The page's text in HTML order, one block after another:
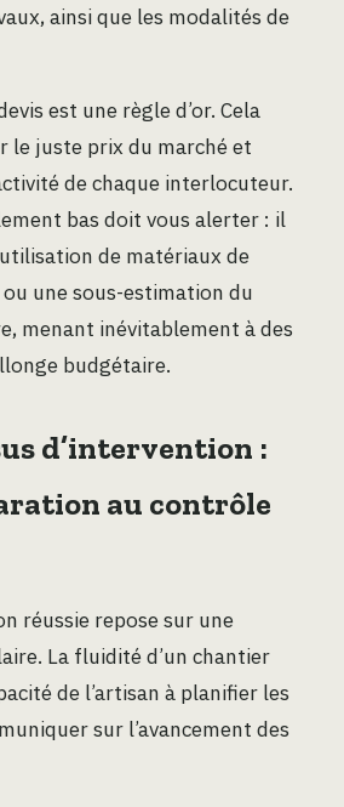
ainsi que les modalités de
est une règle d’or. Cela
le juste prix du marché et
de chaque interlocuteur.
bas doit vous alerter : il
de matériaux de
une sous-estimation du
menant inévitablement à des
budgétaire.
d’intervention :
au contrôle
réussie repose sur une
La fluidité d’un chantier
de l’artisan à planifier les
sur l’avancement des